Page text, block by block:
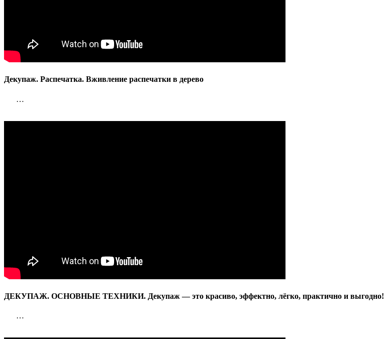
Декупаж. Распечатка. Вживление распечатки в дерево
…
ДЕКУПАЖ. ОСНОВНЫЕ ТЕХНИКИ. Декупаж — это красиво, эффектно, лёгко, практично и выгодно!
…